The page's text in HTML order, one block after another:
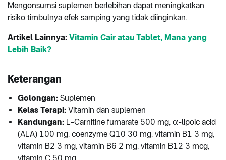
Mengonsumsi suplemen berlebihan dapat meningkatkan
risiko timbulnya efek samping yang tidak diinginkan.
Artikel Lainnya: Vitamin Cair atau Tablet, Mana yang
Lebih Baik?
Keterangan
Golongan: Suplemen
Kelas Terapi: Vitamin dan suplemen
Kandungan: L-Carnitine fumarate 500 mg, α-lipoic acid
(ALA) 100 mg, coenzyme Q10 30 mg, vitamin B1 3 mg,
vitamin B2 3 mg, vitamin B6 2 mg, vitamin B12 3 mcg,